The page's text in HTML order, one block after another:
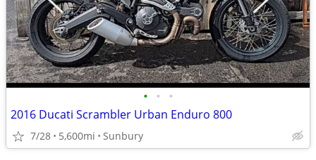
• • •
2016 Ducati Scrambler Urban Enduro 800
7/28 5,600mi Sunbury